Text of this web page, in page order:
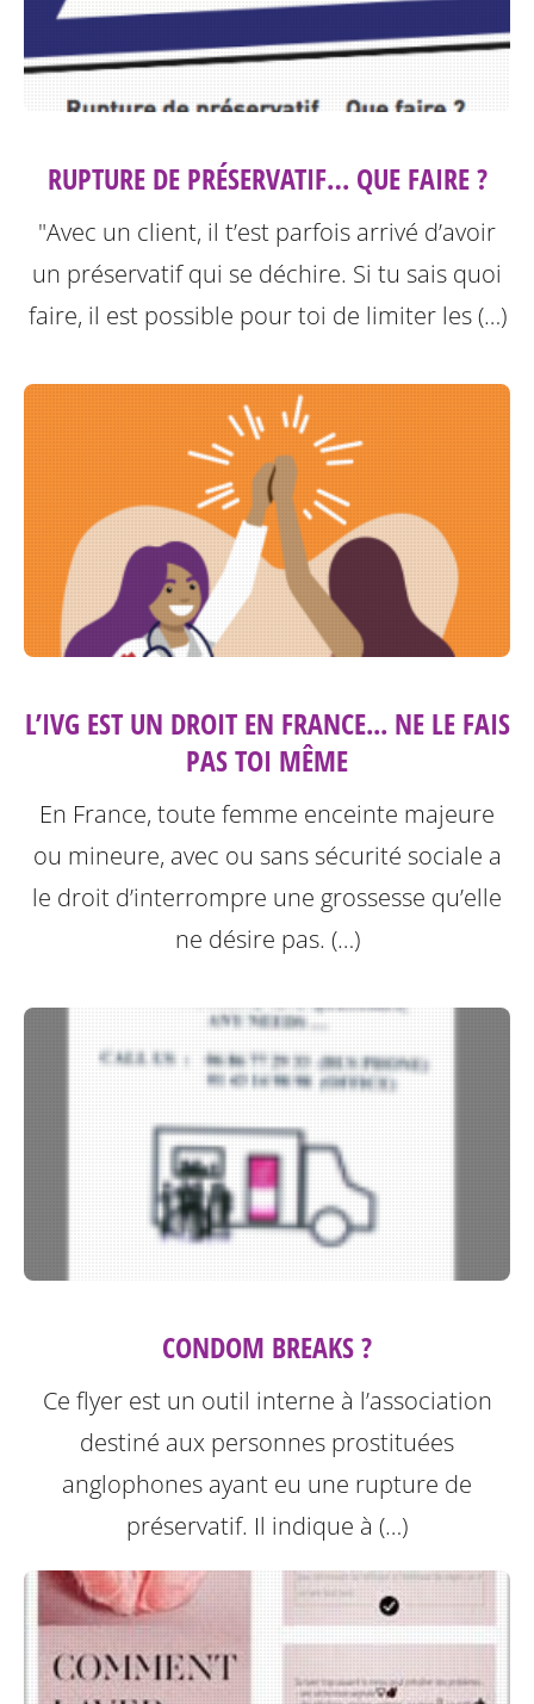
RUPTURE DE PRÉSERVATIF… QUE FAIRE ?
"Avec un client, il t’est parfois arrivé d’avoir
un préservatif qui se déchire. Si tu sais quoi
faire, il est possible pour toi de limiter les (…)
L’IVG EST UN DROIT EN FRANCE... NE LE FAIS
PAS TOI MÊME
En France, toute femme enceinte majeure
ou mineure, avec ou sans sécurité sociale a
le droit d’interrompre une grossesse qu’elle
ne désire pas. (…)
CONDOM BREAKS ?
Ce flyer est un outil interne à l’association
destiné aux personnes prostituées
anglophones ayant eu une rupture de
préservatif. Il indique à (…)